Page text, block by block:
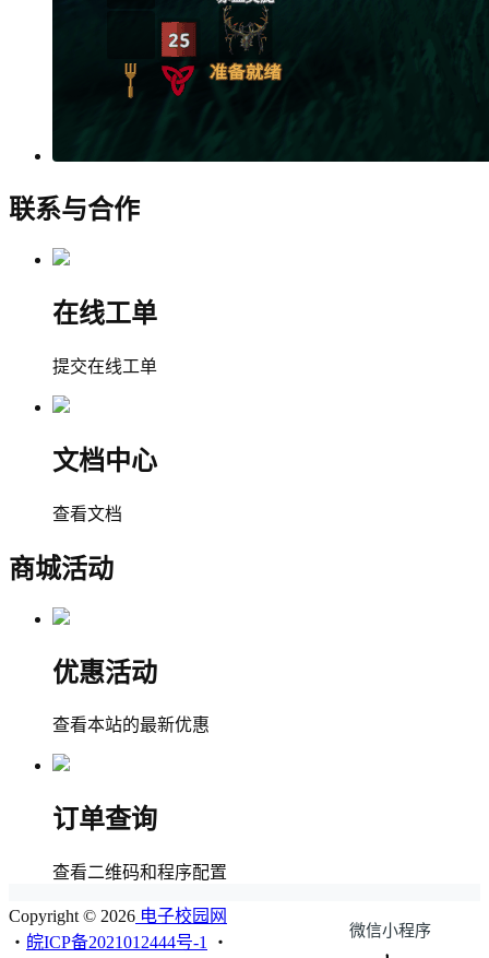
联系与合作
在线工单
提交在线工单
文档中心
查看文档
商城活动
优惠活动
查看本站的最新优惠
订单查询
查看二维码和程序配置
微信小程序
Copyright © 2026 电子校园网
・ 皖ICP备2021012444号-1 ・